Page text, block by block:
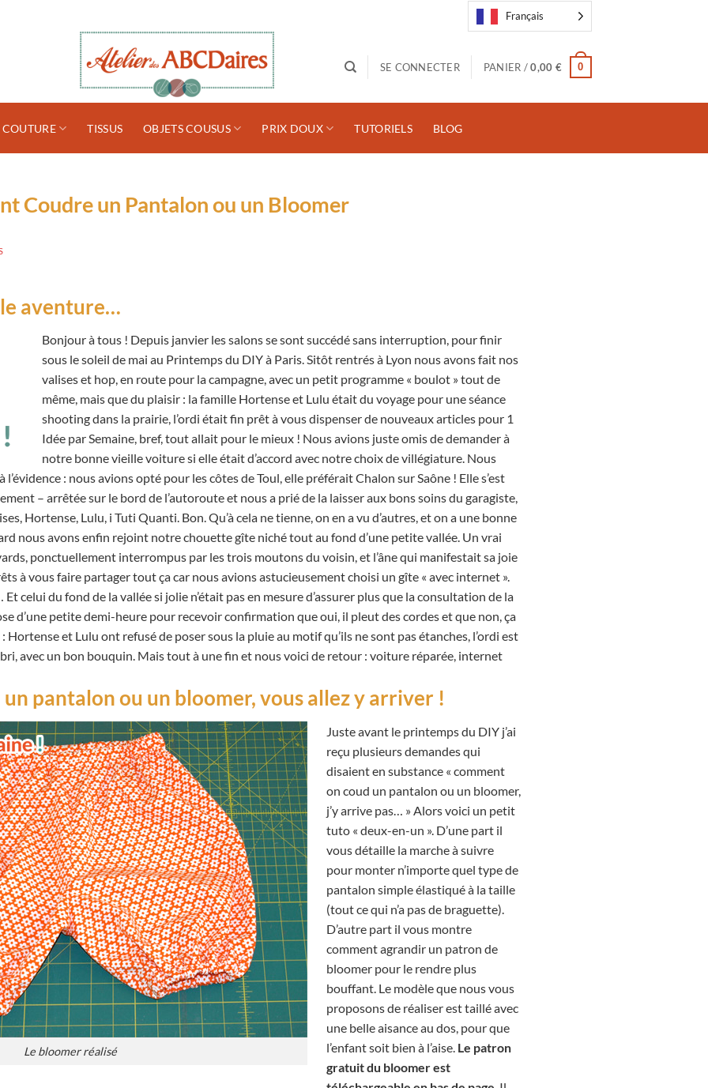
Français
SE CONNECTER PANIER /0,00 € 0
COUTURE TISSUS OBJETS COUSUS PRIX DOUX TUTORIELS BLOG
Coudre un Pantalon ou un Bloomer
aventure…
Bonjour à tous ! Depuis janvier les salons se sont succédé sans interruption, pour finir
sous le soleil de mai au Printemps du DIY à Paris. Sitôt rentrés à Lyon nous avons fait nos
valises et hop, en route pour la campagne, avec un petit programme « boulot » tout de
même, mais que du plaisir : la famille Hortense et Lulu était du voyage pour une séance
shooting dans la prairie, l’ordi était fin prêt à vous dispenser de nouveaux articles pour 1
Idée par Semaine, bref, tout allait pour le mieux ! Nous avions juste omis de demander à
notre bonne vieille voiture si elle était d’accord avec notre choix de villégiature. Nous
: nous avions opté pour les côtes de Toul, elle préférait Chalon sur Saône ! Elle s’est
– arrêtée sur le bord de l’autoroute et nous a prié de la laisser aux bons soins du garagiste,
Hortense, Lulu, i Tuti Quanti. Bon. Qu’à cela ne tienne, on en a vu d’autres, et on a une bonne
nous avons enfin rejoint notre chouette gîte niché tout au fond d’une petite vallée. Un vrai
ponctuellement interrompus par les trois moutons du voisin, et l’âne qui manifestait sa joie
à vous faire partager tout ça car nous avions astucieusement choisi un gîte « avec internet ».
celui du fond de la vallée si jolie n’était pas en mesure d’assurer plus que la consultation de la
d’une petite demi-heure pour recevoir confirmation que oui, il pleut des cordes et que non, ça
: Hortense et Lulu ont refusé de poser sous la pluie au motif qu’ils ne sont pas étanches, l’ordi est
avec un bon bouquin. Mais tout à une fin et nous voici de retour : voiture réparée, internet
pantalon ou un bloomer, vous allez y arriver !
Le bloomer réalisé
Juste avant le printemps du DIY j’ai
reçu plusieurs demandes qui
disaient en substance « comment
on coud un pantalon ou un bloomer,
j’y arrive pas… » Alors voici un petit
tuto « deux-en-un ». D’une part il
vous détaille la marche à suivre
pour monter n’importe quel type de
pantalon simple élastiqué à la taille
(tout ce qui n’a pas de braguette).
D’autre part il vous montre
comment agrandir un patron de
bloomer pour le rendre plus
bouffant. Le modèle que nous vous
proposons de réaliser est taillé avec
une belle aisance au dos, pour que
l’enfant soit bien à l’aise. Le patron
gratuit du bloomer est